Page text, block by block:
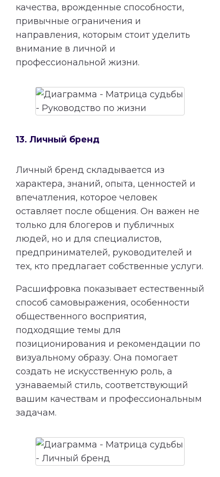
качества, врожденные способности,
привычные ограничения и
направления, которым стоит уделить
внимание в личной и
профессиональной жизни.
13. Личный бренд
Личный бренд складывается из
характера, знаний, опыта, ценностей и
впечатления, которое человек
оставляет после общения. Он важен не
только для блогеров и публичных
людей, но и для специалистов,
предпринимателей, руководителей и
тех, кто предлагает собственные услуги.
Расшифровка показывает естественный
способ самовыражения, особенности
общественного восприятия,
подходящие темы для
позиционирования и рекомендации по
визуальному образу. Она помогает
создать не искусственную роль, а
узнаваемый стиль, соответствующий
вашим качествам и профессиональным
задачам.